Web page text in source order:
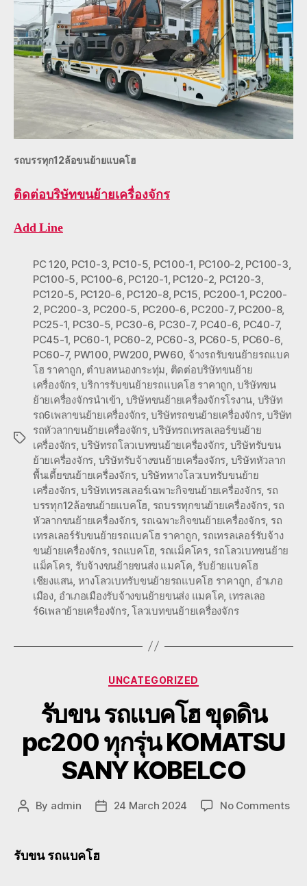
รถบรรทุก12ล้อขนย้ายแบคโฮ
ติดต่อบริษัทขนย้ายเครื่องจักร
Add Line
Tags
PC 120, PC10-3, PC10-5, PC100-1, PC100-2, PC100-3,
PC100-5, PC100-6, PC120-1, PC120-2, PC120-3,
PC120-5, PC120-6, PC120-8, PC15, PC200-1, PC200-
2, PC200-3, PC200-5, PC200-6, PC200-7, PC200-8,
PC25-1, PC30-5, PC30-6, PC30-7, PC40-6, PC40-7,
PC45-1, PC60-1, PC60-2, PC60-3, PC60-5, PC60-6,
PC60-7, PW100, PW200, PW60, จ้างรถรับขนย้ายรถแบค
โฮ ราคาถูก, ตำบลหนองกระทุ่ม, ติดต่อบริษัทขนย้าย
เครื่องจักร,บริการรับขนย้ายรถแบคโฮ ราคาถูก,บริษัทขน
ย้ายเครื่องจักรนำเข้า, บริษัทขนย้ายเครื่องจักรโรงาน, บริษัท
รถ6เพลาขนย้ายเครื่องจักร,บริษัทรถขนย้ายเครื่องจักร,บริษัท
รถหัวลากขนย้ายเครื่องจักร,บริษัทรถเทรลเลอร์ขนย้าย
เครื่องจักร,บริษัทรถโลวเบทขนย้ายเครื่องจักร, บริษัทรับขน
ย้ายเครื่องจักร, บริษัทรับจ้างขนย้ายเครื่องจักร, บริษัทหัวลาก
พื้นเตี้ยขนย้ายเครื่องจักร, บริษัทหางโลวเบทรับขนย้าย
เครื่องจักร,บริษัทเทรลเลอร์เฉพาะกิจขนย้ายเครื่องจักร, รถ
บรรทุก12ล้อขนย้ายแบคโฮ, รถบรรทุกขนย้ายเครื่องจักร, รถ
หัวลากขนย้ายเครื่องจักร, รถเฉพาะกิจขนย้ายเครื่องจักร, รถ
เทรลเลอร์รับขนย้ายรถแบคโฮ ราคาถูก, รถเทรลเลอร์รับจ้าง
ขนย้ายเครื่องจักร, รถแบคโฮ, รถแม็คโคร, รถโลวเบทขนย้าย
แม็คโคร, รับจ้างขนย้ายขนส่ง แมคโค, รับย้ายแบคโฮ
เชียงแสน, หางโลวเบทรับขนย้ายรถแบคโฮ ราคาถูก, อำเภอ
เมือง, อำเภอเมืองรับจ้างขนย้ายขนส่ง แมคโค, เทรลเลอ
ร์6เพลาย้ายเครื่องจักร,โลวเบทขนย้ายเครื่องจักร
Categories
UNCATEGORIZED
รับขน รถแบคโฮ ขุดดิน
pc200 ทุกรุ่น KOMATSU
SANY KOBELCO
Post
By admin
Post24 March 2024 No Commentson
รับขน รถแบคโฮ